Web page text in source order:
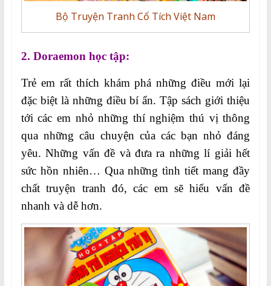
Bộ Truyện Tranh Cổ Tích Việt Nam
2. Doraemon học tập:
Trẻ em rất thích khám phá những điều mới lại
đặc biệt là những điều bí ẩn. Tập sách giới thiệu
tới các em nhỏ những thí nghiệm thú vị thông
qua những câu chuyện của các bạn nhỏ đáng
yêu. Những vấn đề và đưa ra những lí giải hết
sức hồn nhiên… Qua những tình tiết mang đầy
chất truyện tranh đó, các em sẽ hiểu vấn đề
nhanh và dễ hơn.